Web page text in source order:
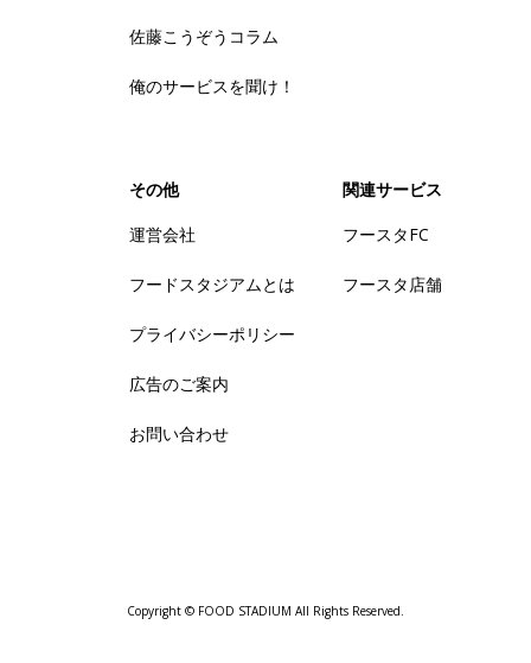
佐藤こうぞうコラム
俺のサービスを聞け！
その他
運営会社
フードスタジアムとは
プライバシーポリシー
広告のご案内
お問い合わせ
関連サービス
フースタFC
フースタ店舗
Copyright © FOOD STADIUM All Rights Reserved.